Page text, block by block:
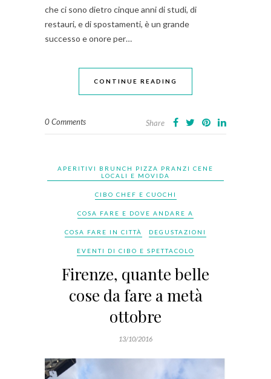
che ci sono dietro cinque anni di studi, di
restauri, e di spostamenti, è un grande
successo e onore per…
CONTINUE READING
0 Comments Share
APERITIVI BRUNCH PIZZA PRANZI CENE
LOCALI E MOVIDA
CIBO CHEF E CUOCHI
COSA FARE E DOVE ANDARE A
COSA FARE IN CITTÀ DEGUSTAZIONI
EVENTI DI CIBO E SPETTACOLO
Firenze, quante belle
cose da fare a metà
ottobre
13/10/2016